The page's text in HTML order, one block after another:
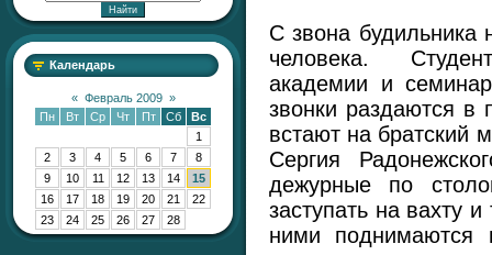
Календарь
« Февраль 2009 »
Пн
Вт Ср Чт Пт Сб
Вс
1
2
3 4 5 6 7
8
9
10 11 12 13 14
15
16
17 18 19 20 21
22
23
24 25 26 27 28
С звона будильника
человека.
академии и
звонки раздаются в
встают на братский
Сергия
дежурные по
заступать на вахту
ними поднимаются